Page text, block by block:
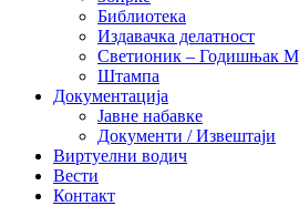
Библиотека
Издавачка делатност
Светионик – Годишњак
Штампа
Документација
Јавне набавке
Документи / Извештаји
Виртуелни водич
Вести
Контакт